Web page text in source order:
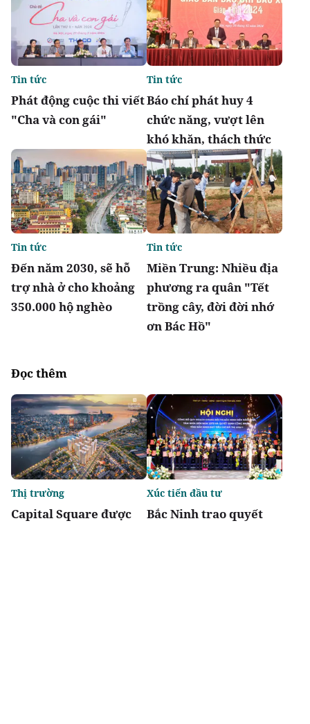
Phát động cuộc thi viết
"Cha và con gái"
Tin tức
Báo chí phát huy 4
chức năng, vượt lên
khó khăn, thách thức
Tin tức
Đến năm 2030, sẽ hỗ
trợ nhà ở cho khoảng
350.000 hộ nghèo
Tin tức
Miền Trung: Nhiều địa
phương ra quân "Tết
trồng cây, đời đời nhớ
ơn Bác Hồ"
Tin tức
Đọc thêm
Capital Square được
Thị trường
Bắc Ninh trao quyết
Xúc tiến đầu tư